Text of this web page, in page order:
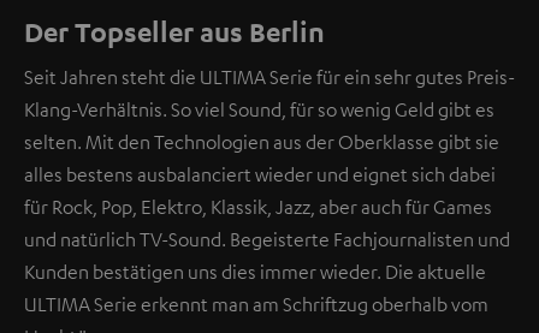
Der Topseller aus Berlin
Seit Jahren steht die ULTIMA Serie für ein sehr gutes Preis-
Klang-Verhältnis. So viel Sound, für so wenig Geld gibt es
selten. Mit den Technologien aus der Oberklasse gibt sie
alles bestens ausbalanciert wieder und eignet sich dabei
für Rock, Pop, Elektro, Klassik, Jazz, aber auch für Games
und natürlich TV-Sound. Begeisterte Fachjournalisten und
Kunden bestätigen uns dies immer wieder. Die aktuelle
ULTIMA Serie erkennt man am Schriftzug oberhalb vom